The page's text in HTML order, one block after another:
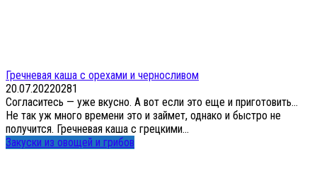
Гречневая каша с орехами и черносливом
20.07.20220281
Согласитесь — уже вкусно. А вот если это еще и приготовить…
Не так уж много времени это и займет, однако и быстро не
получится. Гречневая каша с грецкими...
Закуски из овощей и грибов